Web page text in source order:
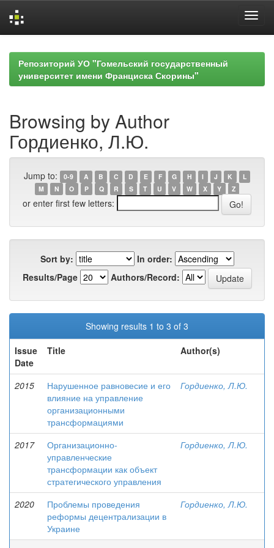
navigationРепозиторий УО "Гомельский государственный
университет имени Франциска Скорины"
Browsing by Author
Гордиенко, Л.Ю.
Jump to: 0-9 A B C D E F G H I J K
L
M
N O P Q R S T U V W X Y Z
or enter first few letters:
Sort by:
In order:
Results/Page
Authors/Record:
Showing results 1 to 3 of 3
Issue
Date
Title Author(s)
2015
Нарушенное равновесие и его
влияние на управление
организационными
трансформациями
Гордиенко, Л.Ю.
2017
Организационно-
управленческие
трансформации как объект
стратегического управления
Гордиенко, Л.Ю.
2020
Проблемы проведения
реформы децентрализации в
Украине
Гордиенко, Л.Ю.